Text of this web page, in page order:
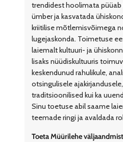
trendidest hoolimata
ümber ja kasvatada
kriitilise mõtlemisvõimega
lugejaskonda. Toimetuse
laiemalt kultuuri- ja
lisaks nüüdiskultuuris
keskendunud rahulikule,
otsingulisele
traditsioonilised kui ka
Sinu toetuse abil saame
teemade ringi ja avaldada
Toeta Müürilehe